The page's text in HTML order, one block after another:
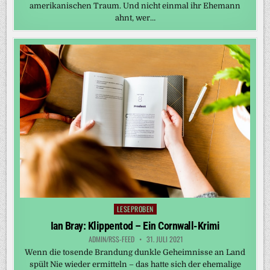
amerikanischen Traum. Und nicht einmal ihr Ehemann
ahnt, wer…
Posted
in
LESEPROBEN
Ian Bray: Klippentod – Ein Cornwall-Krimi
ADMIN/RSS-FEED 31. JULI 2021
Wenn die tosende Brandung dunkle Geheimnisse an Land
spült Nie wieder ermitteln – das hatte sich der ehemalige